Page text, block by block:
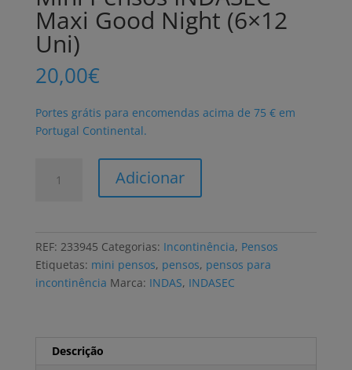
Maxi Good Night (6×12
Uni)
20,00€
Portes grátis para encomendas acima de 75 € em
Portugal Continental.
Good
Adicionar
REF: 233945 Categorias: Incontinência, Pensos
Etiquetas: mini pensos, pensos, pensos para
incontinência Marca: INDAS, INDASEC
Descrição